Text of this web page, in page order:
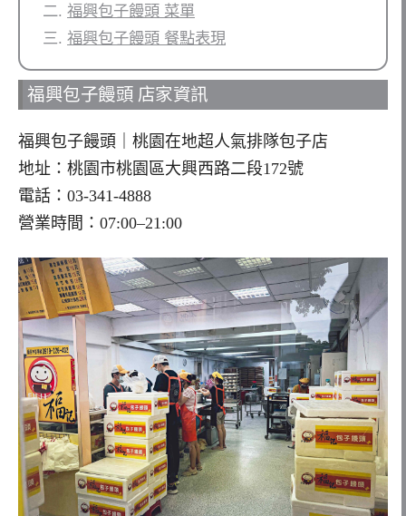
福興包子饅頭 菜單
福興包子饅頭 餐點表現
福興包子饅頭 店家資訊
福興包子饅頭｜桃園在地超人氣排隊包子店
地址：桃園市桃園區大興西路二段172號
電話：03-341-4888
營業時間：07:00–21:00